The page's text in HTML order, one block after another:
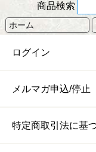
商品検索
ホーム
ログイン
メルマガ申込/停止
特定商取引法に基